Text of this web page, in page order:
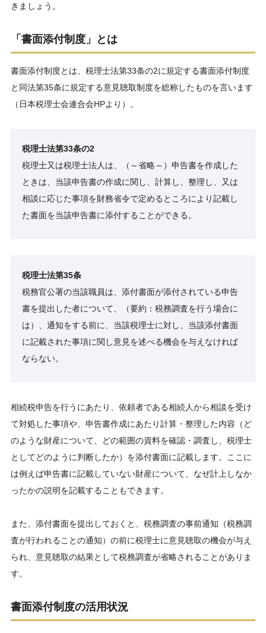
きましょう。
「書面添付制度」とは
書面添付制度とは、税理士法第33条の2に規定する書面添付制度
と同法第35条に規定する意見聴取制度を総称したものを言います
（日本税理士会連合会HPより）。
税理士法第33条の2
税理士又は税理士法人は、（～省略～）申告書を作成した
ときは、当該申告書の作成に関し、計算し、整理し、又は
相談に応じた事項を財務省令で定めるところにより記載し
た書面を当該申告書に添付することができる。
税理士法第35条
税務官公署の当該職員は、添付書面が添付されている申告
書を提出した者について、（要約：税務調査を行う場合に
は）、通知をする前に、当該税理士に対し、当該添付書面
に記載された事項に関し意見を述べる機会を与えなければ
ならない。
相続税申告を行うにあたり、依頼者である相続人から相談を受け
て対処した事項や、申告書作成にあたり計算・整理した内容（ど
のような財産について、どの範囲の資料を確認・調査し、税理士
としてどのように判断したか）を添付書面に記載します。ここに
は例えば申告書に記載していない財産について、 なぜ計上しなか
ったかの説明を記載することもできます。
また、添付書面を提出しておくと、税務調査の事前通知（税務調
査が行われることの通知）の前に税理士に意見聴取の機会が与え
られ、意見聴取の結果として税務調査が省略されることがありま
す。
書面添付制度の活用状況